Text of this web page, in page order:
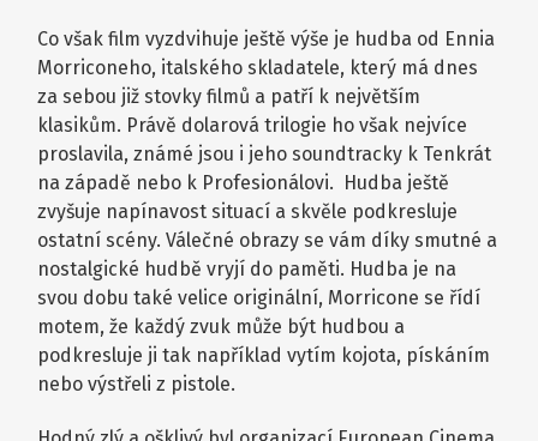
Co však film vyzdvihuje ještě výše je hudba od Ennia
Morriconeho, italského skladatele, který má dnes
za sebou již stovky filmů a patří k největším
klasikům. Právě dolarová trilogie ho však nejvíce
proslavila, známé jsou i jeho soundtracky k Tenkrát
na západě nebo k Profesionálovi. Hudba ještě
zvyšuje napínavost situací a skvěle podkresluje
ostatní scény. Válečné obrazy se vám díky smutné a
nostalgické hudbě vryjí do paměti. Hudba je na
svou dobu také velice originální, Morricone se řídí
motem, že každý zvuk může být hudbou a
podkresluje ji tak například vytím kojota, pískáním
nebo výstřeli z pistole.